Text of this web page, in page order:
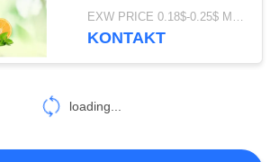
25
Fluoridzahnpasta für
Kind-
EXW PRICE 0.18$-0.25$ MOQ:500pcs-30000pcs
KONTAKT
loading...